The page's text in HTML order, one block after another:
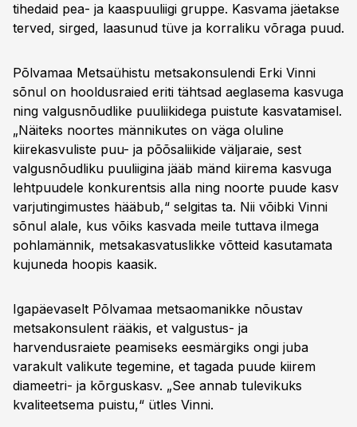
tihedaid pea- ja kaaspuuliigi gruppe. Kasvama jäetakse
terved, sirged, laasunud tüve ja korraliku võraga puud.
Põlvamaa Metsaühistu metsakonsulendi Erki Vinni
sõnul on hooldusraied eriti tähtsad aeglasema kasvuga
ning valgusnõudlike puuliikidega puistute kasvatamisel.
„Näiteks noortes männikutes on väga oluline
kiirekasvuliste puu- ja põõsaliikide väljaraie, sest
valgusnõudliku puuliigina jääb mänd kiirema kasvuga
lehtpuudele konkurentsis alla ning noorte puude kasv
varjutingimustes hääbub,“ selgitas ta. Nii võibki Vinni
sõnul alale, kus võiks kasvada meile tuttava ilmega
pohlamännik, metsakasvatuslikke võtteid kasutamata
kujuneda hoopis kaasik.
Igapäevaselt Põlvamaa metsaomanikke nõustav
metsakonsulent rääkis, et valgustus- ja
harvendusraiete peamiseks eesmärgiks ongi juba
varakult valikute tegemine, et tagada puude kiirem
diameetri- ja kõrguskasv. „See annab tulevikuks
kvaliteetsema puistu,“ ütles Vinni.